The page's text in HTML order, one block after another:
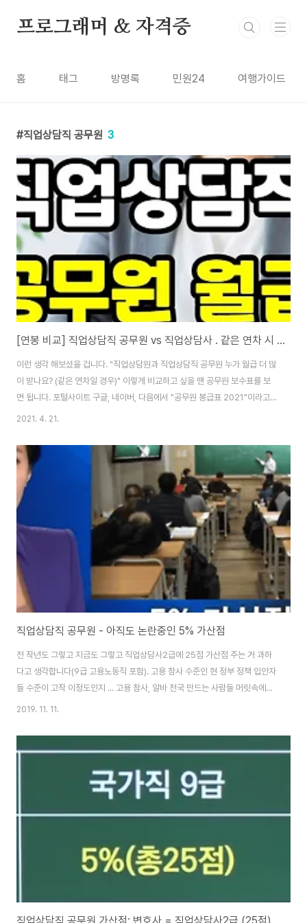
프로그래머 & 자격증
홈 태그 방명록 민원24 여행가이드
직업상담직 공무원 3
[연봉 비교] 직업상담직 공무원 vs 직업상담사 . 같은 연차 시 월급 얼마?
이런 생각 해보셨을 겁니다. "직업상담원과 직업상담직 공무원 누가 월급 더 많
이 받나요? (같은 연차일 경우)" 이렇게 비교하고 싶을 땐 공무원 보수표를 보
면 됩니다. 포털사이트 구글, 네이버, 다음에서 "공무원 봉급표 2021"이라고
검색해서 인사혁신처 홈페이지로 이동하시면 되고요. "일반직공무원과 일반직
원 월급을 확인할 수 있습니다. 입사하면 9급이고 1호봉이면 1,659,500원입
니다. 또한, 연차가 쌓여 1급 1호봉이 되면 4,122,900원의 월급을 받게 됩니
다. 직업상담직 공무원 봉급표 직업상담사 월급 [▼ 민간직업상담원 보수의 지
급기준] 국가법령정보센터 | 행정규칙 > 본문 www.law.go.kr 위에서 직업상
담직..
2021. 4. 21.
직업상담직 공무원 - 아직도 논란중인 5% 가산점
전 작년도 그렇고 지금도 그렇고 직업상담사2급에 25점 가산점 주는 거 과하
다고 생각합니다(9급 고용노동직 포함). 고용 참사 수준인 현 정부 정책 입안자
들 수준이 고작 이정도인지 ... 고용 참사, 알바 천국 만드는 사람들 머릿속에서
떠오른 게 고작 이정도라면 ... 직업상담직 공무원 ... 글쎄요. 직업상담사2급 자
각하지 않습니다. 문재인 정부는 매국노 수준의 장하성을 중용할 정도로 고용
노동 정책에 대해선 절망적인 수준입니다. 이들은 직업상담사2급에 가산점
25점을 부여하며 공시생들 분노는 물론, 그릇된 고용 노동 정책에 대한 시야를
다시금 증명했습니다. 직업상담직 공무원 채용에 직업상담사2급 자격증이 필
2019. 11. 11.